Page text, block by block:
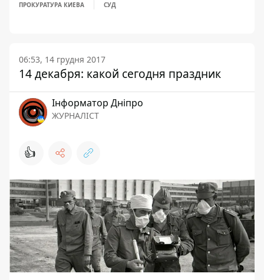
ПРОКУРАТУРА КИЕВА
СУД
06:53, 14 грудня 2017
14 декабря: какой сегодня праздник
Інформатор Дніпро
ЖУРНАЛІСТ
👍